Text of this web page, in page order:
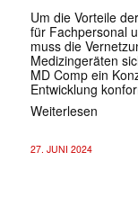
Um die Vorteile
für Fachpersonal
muss die
Medizingeräten
MD Comp ein
Entwicklung
Weiterlesen
27. JUNI 2024